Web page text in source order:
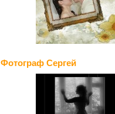
Фотограф Сергей